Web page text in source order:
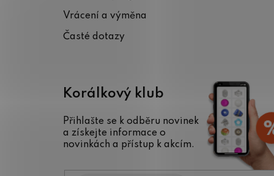
Vrácení a výměna
Časté dotazy
Korálkový klub
Přihlašte se k odběru novinek
a získejte informace o
novinkách a přístup k akcím.